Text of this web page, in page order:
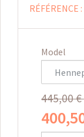
RÉFÉRENCE :
Model
445,00€
400,